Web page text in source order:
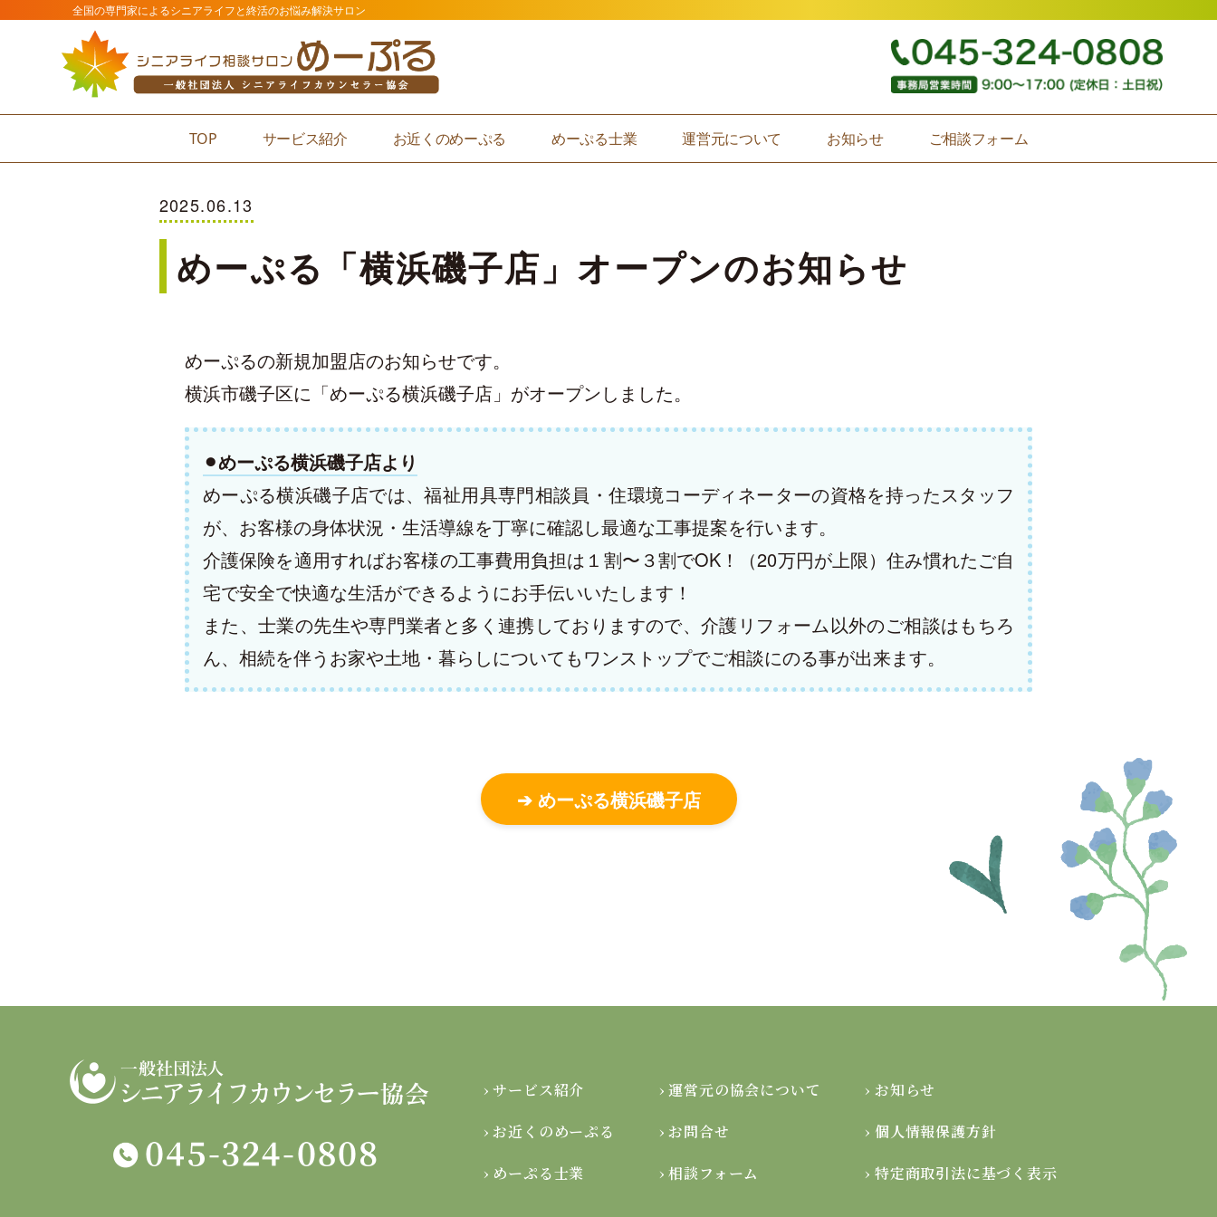
全国の専門家によるシニアライフと終活のお悩み解決サロン
TOP サービス紹介 お近くのめーぷる めーぷる士業 運営元について お知らせ ご相談フォーム
2025.06.13
めーぷる「横浜磯子店」オープンのお知らせ
めーぷるの新規加盟店のお知らせです。
横浜市磯子区に「めーぷる横浜磯子店」がオープンしました。
⚫︎めーぷる横浜磯子店より
めーぷる横浜磯子店では、福祉用具専門相談員・住環境コーディネーターの資格を持ったスタッフ
が、お客様の身体状況・生活導線を丁寧に確認し最適な工事提案を行います。
介護保険を適用すればお客様の工事費用負担は１割〜３割でOK！（20万円が上限）住み慣れたご自
宅で安全で快適な生活ができるようにお手伝いいたします！
また、士業の先生や専門業者と多く連携しておりますので、介護リフォーム以外のご相談はもちろ
ん、相続を伴うお家や土地・暮らしについてもワンストップでご相談にのる事が出来ます。
➔ めーぷる横浜磯子店
› サービス紹介
› お近くのめーぷる
› めーぷる士業
› 運営元の協会について
› お問合せ
› 相談フォーム
› お知らせ
› 個人情報保護方針
› 特定商取引法に基づく表示